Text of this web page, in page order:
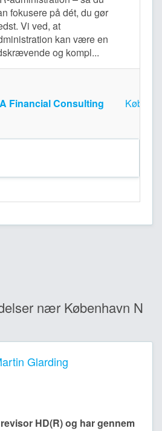
fokusere på dét, du gør
Vi ved, at
kan være en
og kompl...
Financial Consulting
nær København N
Glarding
HD(R) og har gennem